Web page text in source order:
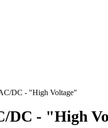
DC - "High Voltage"
DC - "High